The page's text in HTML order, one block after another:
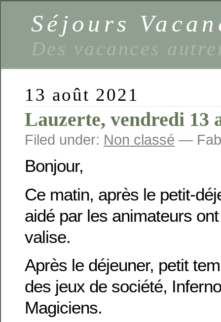
Séjours
Des vacances
13 août 2021
Lauzerte, vendredi 13
Filed under: Non classé —
Bonjour,
Ce matin, après le petit-
aidé par les animateurs
valise.
Après le déjeuner, petit
des jeux de société,
Magiciens.